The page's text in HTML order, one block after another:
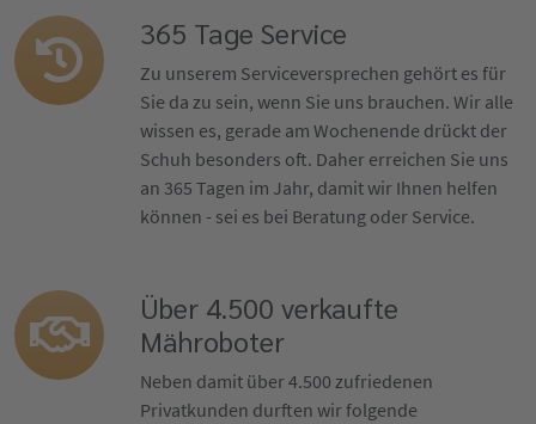
365 Tage Service
Zu unserem Serviceversprechen gehört es für
Sie da zu sein, wenn Sie uns brauchen. Wir alle
wissen es, gerade am Wochenende drückt der
Schuh besonders oft. Daher erreichen Sie uns
an 365 Tagen im Jahr, damit wir Ihnen helfen
können - sei es bei Beratung oder Service.
Über 4.500 verkaufte
Mähroboter
Neben damit über 4.500 zufriedenen
Privatkunden durften wir folgende